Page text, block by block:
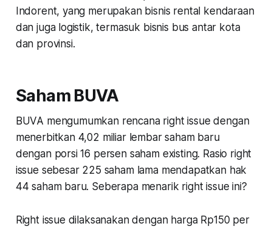
Indorent, yang merupakan bisnis rental kendaraan
dan juga logistik, termasuk bisnis bus antar kota
dan provinsi.
Saham BUVA
BUVA mengumumkan rencana right issue dengan
menerbitkan 4,02 miliar lembar saham baru
dengan porsi 16 persen saham existing. Rasio right
issue sebesar 225 saham lama mendapatkan hak
44 saham baru. Seberapa menarik right issue ini?
Right issue dilaksanakan dengan harga Rp150 per